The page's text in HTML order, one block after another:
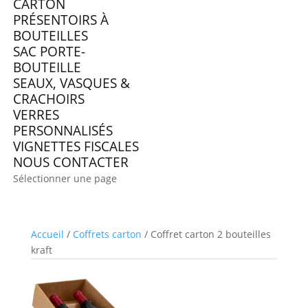
CARTON
PRÉSENTOIRS À
BOUTEILLES
SAC PORTE-
BOUTEILLE
SEAUX, VASQUES &
CRACHOIRS
VERRES
PERSONNALISÉS
VIGNETTES FISCALES
NOUS CONTACTER
Sélectionner une page
Accueil / Coffrets carton / Coffret carton 2 bouteilles
kraft